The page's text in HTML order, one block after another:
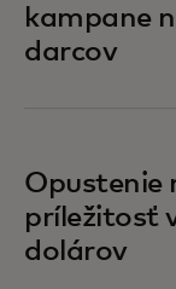
kampane
darcov
Opustenie
príležitosť
dolárov